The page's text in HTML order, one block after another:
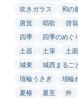
吹きガラス
和の
唐箕
唱歌 啓
四季
四季のめぐ
土器
土筆 土面
城東
城西まるご
埴輪うさぎ
埴輪
夏椿
夏至 外